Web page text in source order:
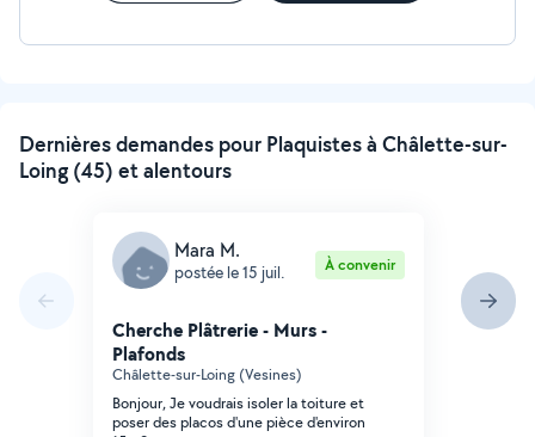
Dernières demandes pour Plaquistes à Châlette-sur-
Loing (45) et alentours
Mara M.
postée le 15 juil. À convenir
Cherche Plâtrerie - Murs -
Plafonds
Châlette-sur-Loing (Vesines)
Bonjour, Je voudrais isoler la toiture et
poser des placos d'une pièce d'environ